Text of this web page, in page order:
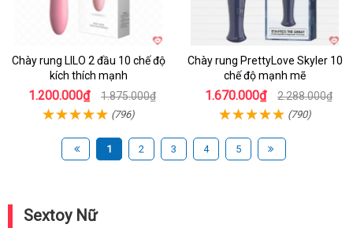
Chày rung LILO 2 đầu 10 chế độ
kích thích mạnh
1.200.000₫ 1.875.000₫
(796)
Chày rung PrettyLove Skyler 10
chế độ mạnh mẽ
1.670.000₫ 2.288.000₫
(790)
1 2 3 4 5
Sextoy Nữ